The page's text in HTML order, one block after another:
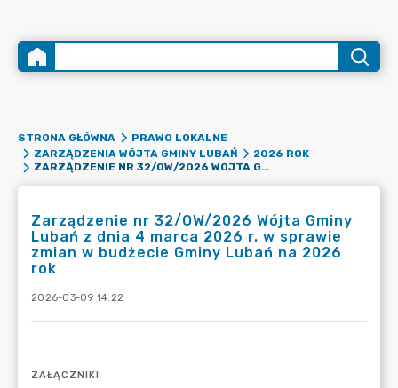
STRONA GŁÓWNA
PRAWO LOKALNE
ZARZĄDZENIA WÓJTA GMINY LUBAŃ
2026 ROK
ZARZĄDZENIE NR 32/OW/2026 WÓJTA GMINY LUBAŃ Z DNIA 4 MARCA 2026 R. W SPRAWIE ZMIAN W BUDŻECIE GMINY LUBAŃ NA 2026 ROK
Zarządzenie nr 32/OW/2026 Wójta Gminy
Lubań z dnia 4 marca 2026 r. w sprawie
zmian w budżecie Gminy Lubań na 2026
rok
2026-03-09 14:22
ZAŁĄCZNIKI